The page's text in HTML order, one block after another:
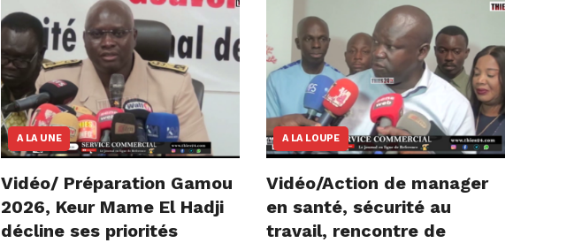
A LA UNE
Vidéo/ Préparation Gamou
2026, Keur Mame El Hadji
décline ses priorités
A LA LOUPE
Vidéo/Action de manager
en santé, sécurité au
travail, rencontre de